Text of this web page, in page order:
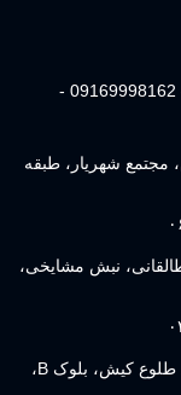
پشتیبانی 09051572779 - 09031964760 - 09169998162 -
مجتمع شهریار، طبقه
نبش مشایخی،
جزیره - کیش: بلوار پارس، میدان پارس، مجتمع طلوع کیش، بلوک B،